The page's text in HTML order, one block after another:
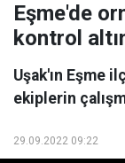
Eşme'de
kontrol
Uşak'ın Eşme
ekiplerin
29.09.2022 09:22